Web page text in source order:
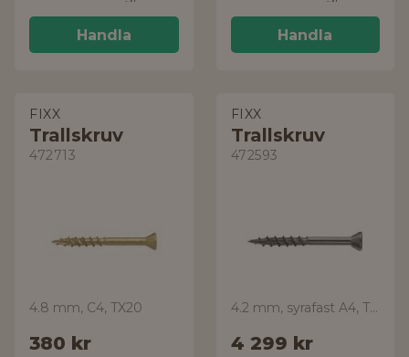
Handla Handla
FIXX
Trallskruv
472713
4.8 mm, C4, TX20
380 kr
FIXX
Trallskruv
472593
4.2 mm, syrafast A4, TX20
4 299 kr